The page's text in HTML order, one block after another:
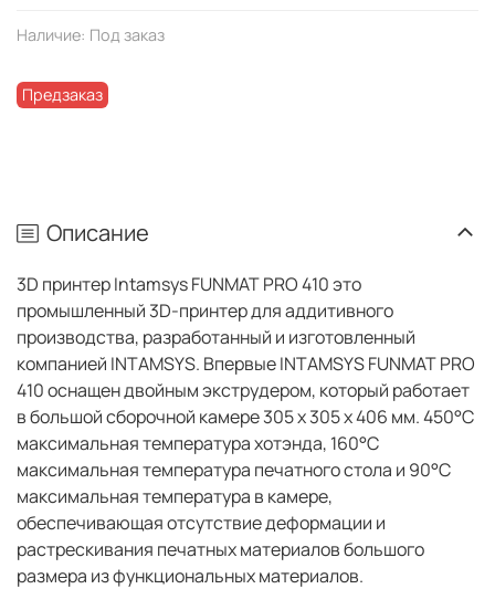
Наличие: Под заказ
Предзаказ
Описание
3D принтер Intamsys FUNMAT PRO 410 это
промышленный 3D-принтер для аддитивного
производства, разработанный и изготовленный
компанией INTAMSYS. Впервые INTAMSYS FUNMAT PRO
410 оснащен двойным экструдером, который работает
в большой сборочной камере 305 x 305 x 406 мм. 450°C
максимальная температура хотэнда, 160°C
максимальная температура печатного стола и 90°C
максимальная температура в камере,
обеспечивающая отсутствие деформации и
растрескивания печатных материалов большого
размера из функциональных материалов.